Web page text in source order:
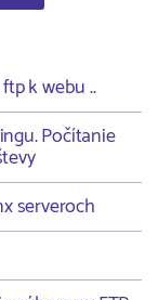
k webu ..
Počítanie
serveroch